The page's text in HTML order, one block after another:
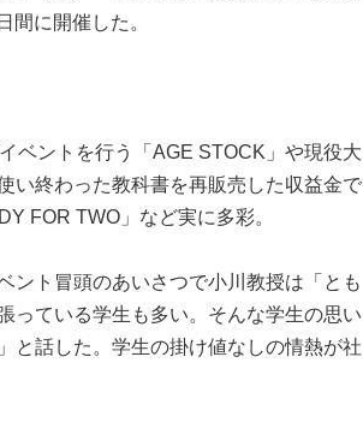
間に開催した。
ベントを行う「AGE STOCK」や現役大
い終わった教科書を再販売した収益金で
FOR TWO」など実に多彩。
ント冒頭のあいさつで小川教授は「とも
っている学生も多い。そんな学生の思い
と話した。学生の掛け値なしの情熱が社